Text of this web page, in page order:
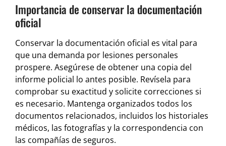
Importancia de conservar la documentación
oficial
Conservar la documentación oficial es vital para
que una demanda por lesiones personales
prospere. Asegúrese de obtener una copia del
informe policial lo antes posible. Revísela para
comprobar su exactitud y solicite correcciones si
es necesario. Mantenga organizados todos los
documentos relacionados, incluidos los historiales
médicos, las fotografías y la correspondencia con
las compañías de seguros.